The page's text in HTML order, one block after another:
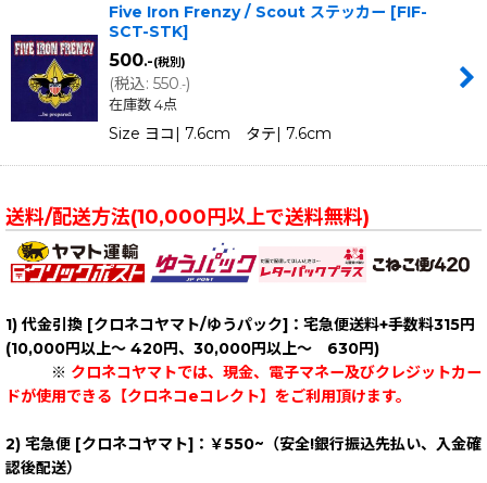
Five Iron Frenzy / Scout ステッカー [FIF-
SCT-STK]
500.-(税別)
(税込: 550.-)
在庫数 4点
Size ヨコ| 7.6cm タテ| 7.6cm
送料/配送方法(10,000円以上で送料無料)
1) 代金引換 [クロネコヤマト/ゆうパック]： 宅急便送料+手数料315円
(10,000円以上～ 420円、30,000円以上～ 630円)
※ クロネコヤマトでは、現金、電子マネー及びクレジットカー
ドが使用できる【クロネコeコレクト】をご利用頂けます。
2) 宅急便 [クロネコヤマト]： ￥550~（安全!銀行振込先払い、入金確
認後配送）